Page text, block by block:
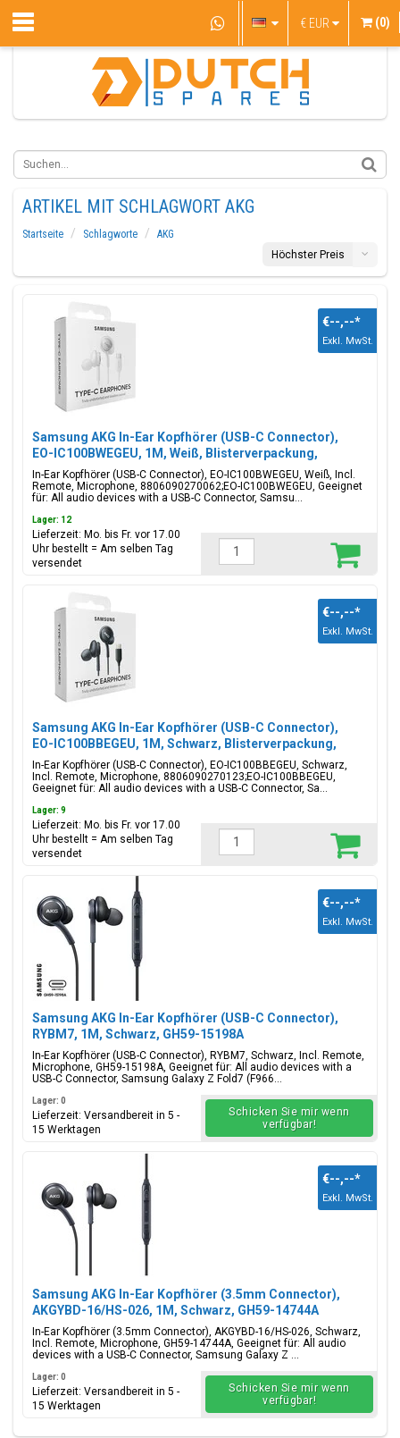
€ EUR (0)
ARTIKEL MIT SCHLAGWORT AKG
Startseite Schlagworte
AKG
Höchster Preis
Samsung AKG In-Ear Kopfhörer (USB-C Connector),
EO-IC100BWEGEU, 1M, Weiß, Blisterverpackung,
8806090270062;EO-IC100BWEGEU
In-Ear Kopfhörer (USB-C Connector), EO-IC100BWEGEU, Weiß, Incl.
Remote, Microphone, 8806090270062;EO-IC100BWEGEU, Geeignet
für: All audio devices with a USB-C Connector, Samsu...
€--,--*
Exkl. MwSt.
Lager: 12
Lieferzeit: Mo. bis Fr. vor 17.00
Uhr bestellt = Am selben Tag
versendet
Samsung AKG In-Ear Kopfhörer (USB-C Connector),
EO-IC100BBEGEU, 1M, Schwarz, Blisterverpackung,
8806090270123;EO-IC100BBEGEU
In-Ear Kopfhörer (USB-C Connector), EO-IC100BBEGEU, Schwarz,
Incl. Remote, Microphone, 8806090270123;EO-IC100BBEGEU,
Geeignet für: All audio devices with a USB-C Connector, Sa...
€--,--*
Exkl. MwSt.
Lager: 9
Lieferzeit: Mo. bis Fr. vor 17.00
Uhr bestellt = Am selben Tag
versendet
Samsung AKG In-Ear Kopfhörer (USB-C Connector),
RYBM7, 1M, Schwarz, GH59-15198A
In-Ear Kopfhörer (USB-C Connector), RYBM7, Schwarz, Incl. Remote,
Microphone, GH59-15198A, Geeignet für: All audio devices with a
USB-C Connector, Samsung Galaxy Z Fold7 (F966...
€--,--*
Exkl. MwSt.
Lager: 0
Lieferzeit: Versandbereit in 5 -
15 Werktagen
Schicken Sie mir wenn
verfügbar!
Samsung AKG In-Ear Kopfhörer (3.5mm Connector),
AKGYBD-16/HS-026, 1M, Schwarz, GH59-14744A
In-Ear Kopfhörer (3.5mm Connector), AKGYBD-16/HS-026, Schwarz,
Incl. Remote, Microphone, GH59-14744A, Geeignet für: All audio
devices with a USB-C Connector, Samsung Galaxy Z ...
€--,--*
Exkl. MwSt.
Lager: 0
Lieferzeit: Versandbereit in 5 -
15 Werktagen
Schicken Sie mir wenn
verfügbar!